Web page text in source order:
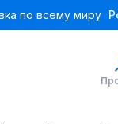
по всему миру